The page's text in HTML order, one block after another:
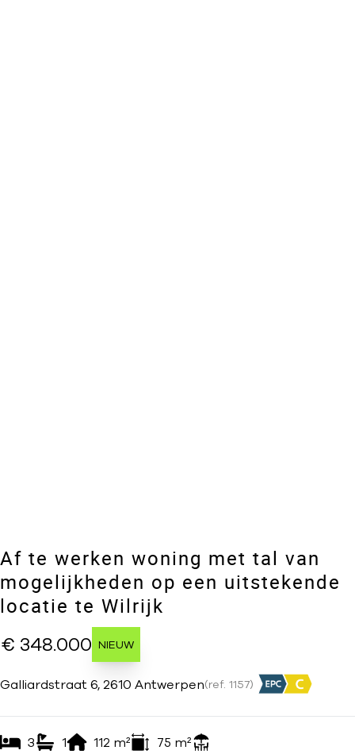
Af te werken woning met tal van
mogelijkheden op een uitstekende
locatie te Wilrijk
€ 348.000 NIEUW
Galliardstraat 6, 2610 Antwerpen(ref. 1157)
3 1 112 m² 75 m²